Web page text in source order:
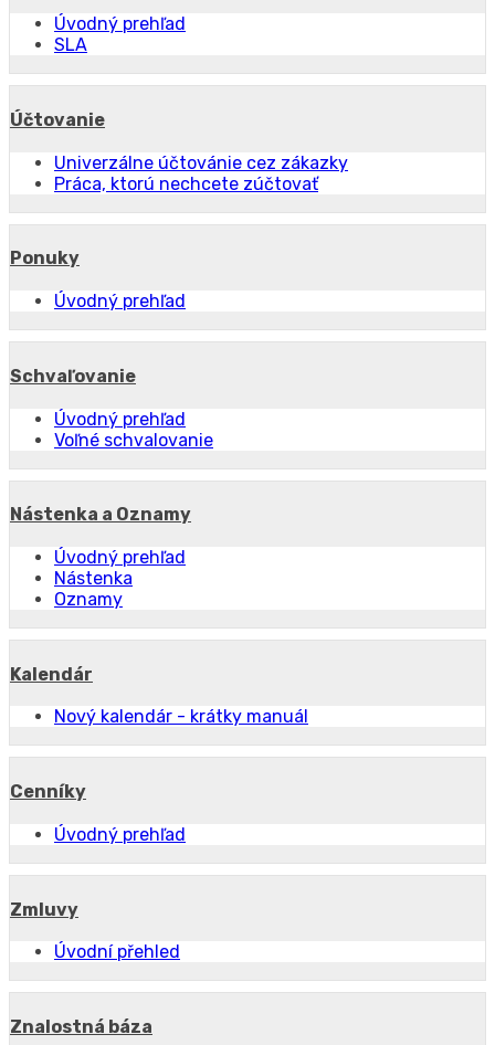
Úvodný prehľad
SLA
Účtovanie
Univerzálne účtovánie cez zákazky
Práca, ktorú nechcete zúčtovať
Ponuky
Úvodný prehľad
Schvaľovanie
Úvodný prehľad
Voľné schvalovanie
Nástenka a Oznamy
Úvodný prehľad
Nástenka
Oznamy
Kalendár
Nový kalendár - krátky manuál
Cenníky
Úvodný prehľad
Zmluvy
Úvodní přehled
Znalostná báza